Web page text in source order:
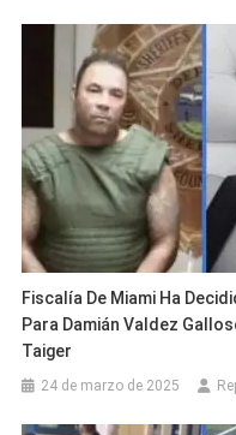
Fiscalía De Miami Ha
Para Damián Valdez
Taiger
24 de marzo de 2025